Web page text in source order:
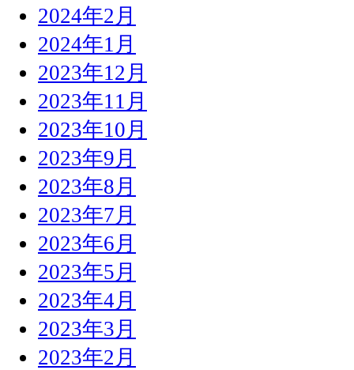
2024年2月
2024年1月
2023年12月
2023年11月
2023年10月
2023年9月
2023年8月
2023年7月
2023年6月
2023年5月
2023年4月
2023年3月
2023年2月